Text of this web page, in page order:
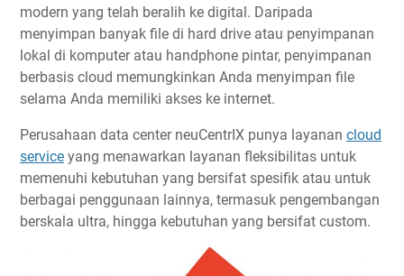
modern yang telah beralih ke digital. Daripada
menyimpan banyak file di hard drive atau penyimpanan
lokal di komputer atau handphone pintar, penyimpanan
berbasis cloud memungkinkan Anda menyimpan file
selama Anda memiliki akses ke internet.
Perusahaan data center neuCentrIX punya layanan cloud
service yang menawarkan layanan fleksibilitas untuk
memenuhi kebutuhan yang bersifat spesifik atau untuk
berbagai penggunaan lainnya, termasuk pengembangan
berskala ultra, hingga kebutuhan yang bersifat custom.